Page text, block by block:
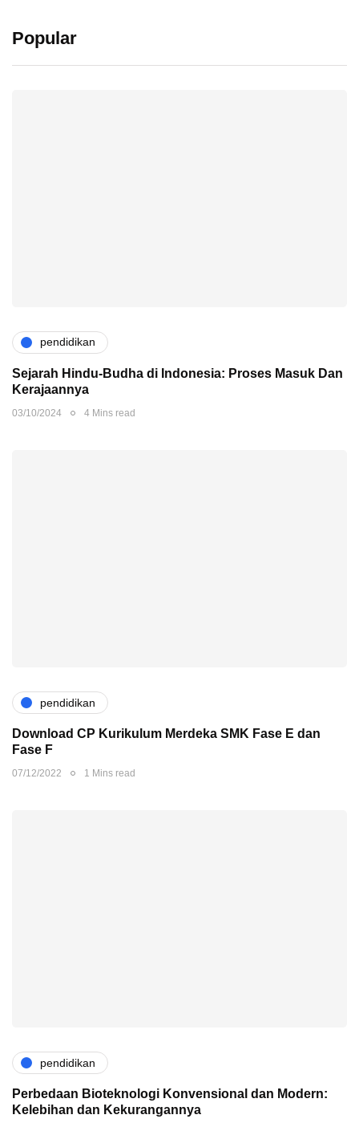
Popular
pendidikan
Sejarah Hindu-Budha di Indonesia: Proses Masuk Dan
Kerajaannya
03/10/2024 4 Mins read
pendidikan
Download CP Kurikulum Merdeka SMK Fase E dan
Fase F
07/12/2022 1 Mins read
pendidikan
Perbedaan Bioteknologi Konvensional dan Modern:
Kelebihan dan Kekurangannya